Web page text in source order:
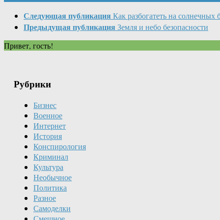
Следующая публикация Как разбогатеть на солнечных
Предыдущая публикация Земля и небо безопасности
Привет, гость!
Рубрики
Бизнес
Военное
Интернет
История
Конспирология
Криминал
Культура
Необычное
Политика
Разное
Самоделки